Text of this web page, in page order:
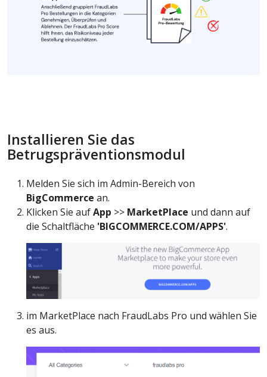
Installieren Sie das
Betrugspräventionsmodul
Melden Sie sich im Admin-Bereich von
BigCommerce an.
Klicken Sie aufApp >> MarketPlace und dann auf
die Schaltfläche 'BIGCOMMERCE.COM/APPS'.
im MarketPlace nach FraudLabs Pro und wählen Sie
es aus.